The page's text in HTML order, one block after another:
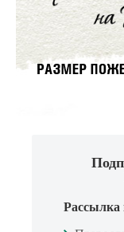
Рассылка